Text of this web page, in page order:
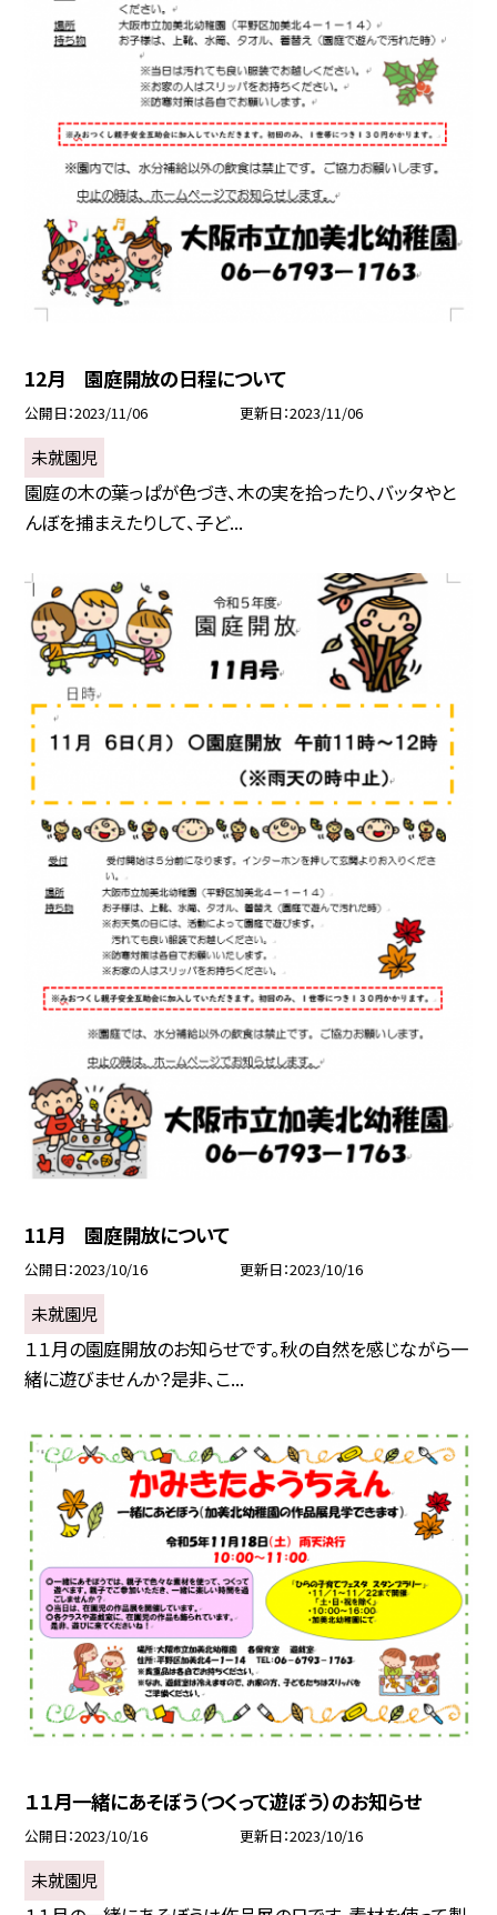
12月 園庭開放の日程について
公開日 2023/11/06 更新日 2023/11/06
未就園児
園庭の木の葉っぱが色づき、木の実を拾ったり、バッタやと
んぼを捕まえたりして、子ど...
11月 園庭開放について
公開日 2023/10/16 更新日 2023/10/16
未就園児
１１月の園庭開放のお知らせです。秋の自然を感じながら一
緒に遊びませんか？是非、こ...
１１月一緒にあそぼう（つくって遊ぼう）のお知らせ
公開日 2023/10/16 更新日 2023/10/16
未就園児